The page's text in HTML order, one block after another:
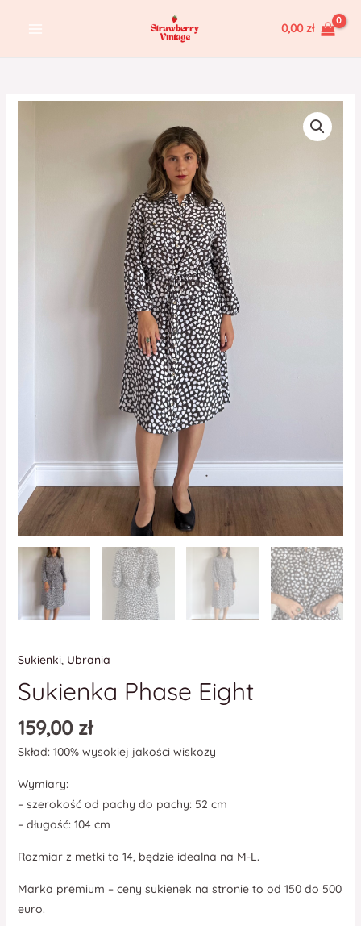
0,00zł
Sukienki, Ubrania
Sukienka Phase Eight
159,00 zł
Skład: 100% wysokiej jakości wiskozy
Wymiary:
– szerokość od pachy do pachy: 52 cm
– długość: 104 cm
Rozmiar z metki to 14, będzie idealna na M-L.
Marka premium – ceny sukienek na stronie to od 150 do 500
euro.